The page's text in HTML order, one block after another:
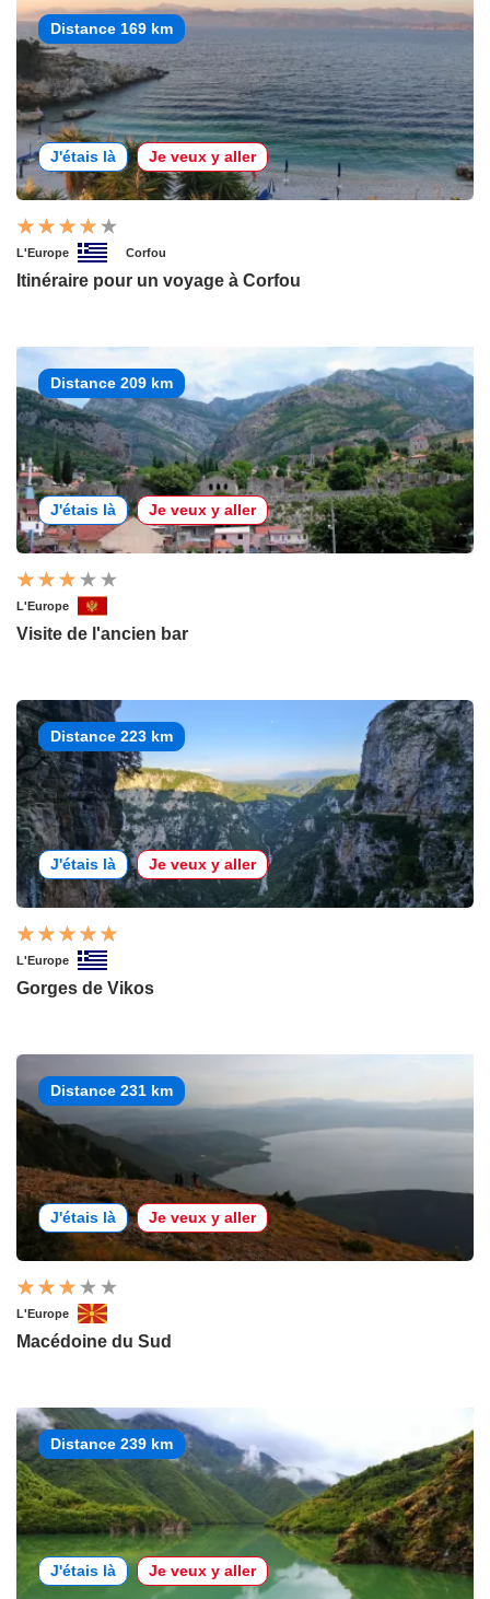
Distance 169 km
J'étais là Je veux y aller
L'Europe Corfou
Itinéraire pour un voyage à Corfou
Distance 209 km
J'étais là Je veux y aller
L'Europe
Visite de l'ancien bar
Distance 223 km
J'étais là Je veux y aller
L'Europe
Gorges de Vikos
Distance 231 km
J'étais là Je veux y aller
L'Europe
Macédoine du Sud
Distance 239 km
J'étais là Je veux y aller